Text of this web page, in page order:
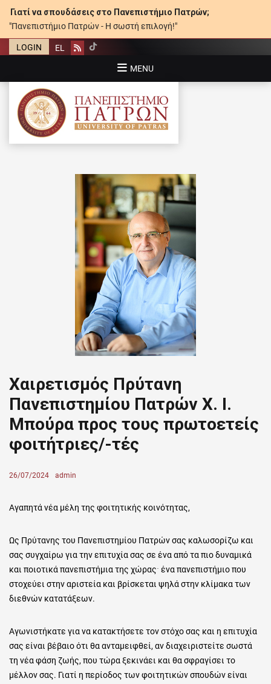
Γιατί να σπουδάσεις στο Πανεπιστήμιο Πατρών;
"Πανεπιστήμιο Πατρών - Η σωστή επιλογή!"
LOGIN EL Rss
MENU
ΠΑΝΕΠΙΣΤΉΜΙΟ ΠΑΤΡΏΝ
Χαιρετισμός Πρύτανη
Πανεπιστημίου Πατρών Χ. Ι.
Μπούρα προς τους πρωτοετείς
φοιτήτριες/-τές
Posted
26/07/2024 Author
admin
Αγαπητά νέα μέλη της φοιτητικής κοινότητας,
Ως Πρύτανης του Πανεπιστημίου Πατρών σας καλωσορίζω και
σας συγχαίρω για την επιτυχία σας σε ένα από τα πιο δυναμικά
και ποιοτικά πανεπιστήμια της χώραςˑ ένα πανεπιστήμιο που
στοχεύει στην αριστεία και βρίσκεται ψηλά στην κλίμακα των
διεθνών κατατάξεων.
Αγωνιστήκατε για να κατακτήσετε τον στόχο σας και η επιτυχία
σας είναι βέβαιο ότι θα ανταμειφθεί, αν διαχειριστείτε σωστά
τη νέα φάση ζωής, που τώρα ξεκινάει και θα σφραγίσει το
μέλλον σας. Γιατί η περίοδος των φοιτητικών σπουδών είναι